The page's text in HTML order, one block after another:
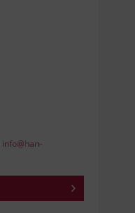
info@han-